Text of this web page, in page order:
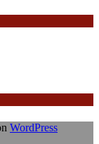
WordPress